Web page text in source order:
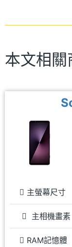
本文相關
主螢幕尺寸
主相機畫素
RAM記憶體